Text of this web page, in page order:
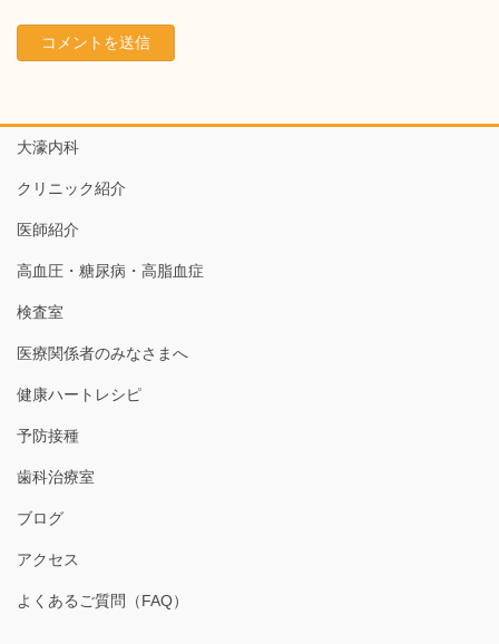
大濠内科
クリニック紹介
医師紹介
高血圧・糖尿病・高脂血症
検査室
医療関係者のみなさまへ
健康ハートレシピ
予防接種
歯科治療室
ブログ
アクセス
よくあるご質問（FAQ）